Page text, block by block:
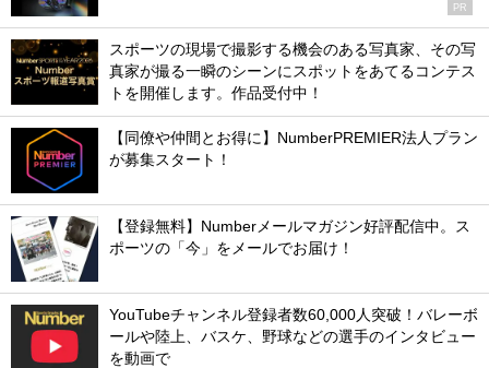
PR
スポーツの現場で撮影する機会のある写真家、その写
真家が撮る一瞬のシーンにスポットをあてるコンテス
トを開催します。作品受付中！
【同僚や仲間とお得に】NumberPREMIER法人プラン
が募集スタート！
【登録無料】Numberメールマガジン好評配信中。ス
ポーツの「今」をメールでお届け！
YouTubeチャンネル登録者数60,000人突破！バレーボ
ールや陸上、バスケ、野球などの選手のインタビュー
を動画で